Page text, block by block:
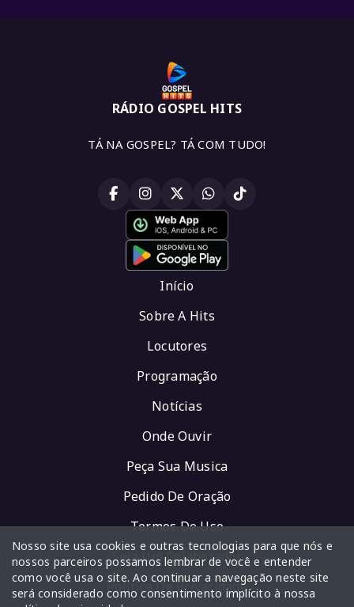
RÁDIO GOSPEL HITS
TÁ NA GOSPEL? TÁ COM TUDO!
Início
Sobre A Hits
Locutores
Programação
Notícias
Onde Ouvir
Peça Sua Musica
Pedido De Oração
Termos De Uso
Seja Um Colaborador
Política De Privacidade
Nosso site usa cookies e outras tecnologias para que nós e
nossos parceiros possamos lembrar de você e entender
como você usa o site. Ao continuar a navegação neste site
será considerado como consentimento implícito à nossa